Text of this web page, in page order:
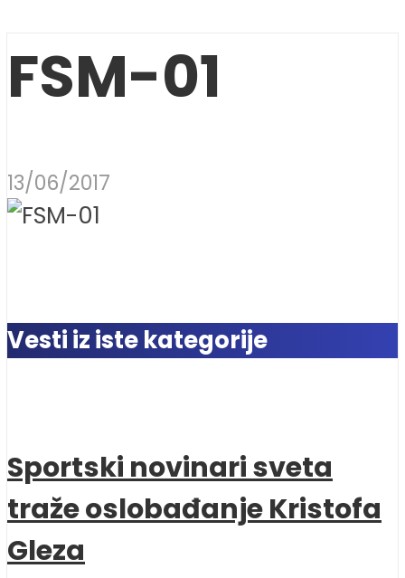
FSM-01
13/06/2017
Vesti iz iste kategorije
Sportski novinari sveta
traže oslobađanje Kristofa
Gleza